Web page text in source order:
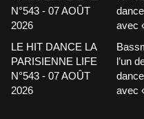
LE HIT DANCE LA
PARISIENNE LIFE
N°543 - 07 AOÛT
2026
l’un
avec